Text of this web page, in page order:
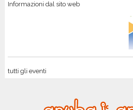
Informazioni dal sito web
tutti gli eventi